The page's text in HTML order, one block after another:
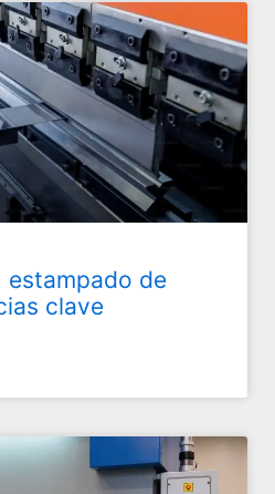
estampado de
clave